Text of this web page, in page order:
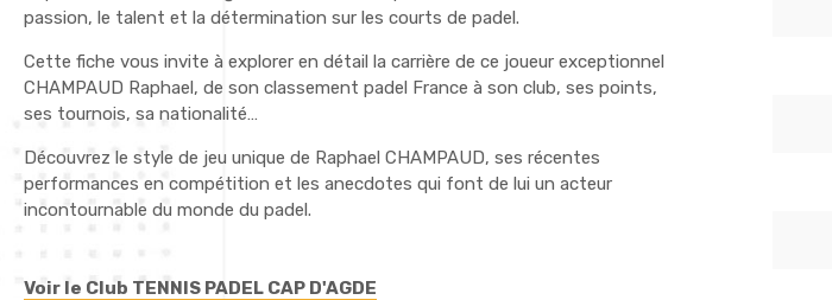
passion, le talent et la détermination sur les courts de padel.
Cette fiche vous invite à explorer en détail la carrière de ce joueur exceptionnel
CHAMPAUD Raphael, de son classement padel France à son club, ses points,
ses tournois, sa nationalité…
Découvrez le style de jeu unique de Raphael CHAMPAUD, ses récentes
performances en compétition et les anecdotes qui font de lui un acteur
incontournable du monde du padel.
Voir le Club TENNIS PADEL CAP D'AGDE